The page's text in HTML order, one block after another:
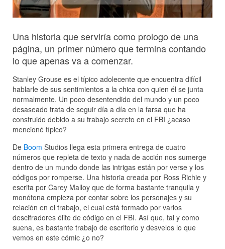
Una historia que serviría como prologo de una
página, un primer número que termina contando
lo que apenas va a comenzar.
Stanley Grouse es el típico adolecente que encuentra difícil
hablarle de sus sentimientos a la chica con quien él se junta
normalmente. Un poco desentendido del mundo y un poco
desaseado trata de seguir día a día en la farsa que ha
construido debido a su trabajo secreto en el FBI ¿acaso
mencioné típico?
De Boom Studios llega esta primera entrega de cuatro
números que repleta de texto y nada de acción nos sumerge
dentro de un mundo donde las intrigas están por verse y los
códigos por romperse. Una historia creada por Ross Richie y
escrita por Carey Malloy que de forma bastante tranquila y
monótona empieza por contar sobre los personajes y su
relación en el trabajo, el cual está formado por varios
descifradores élite de código en el FBI. Así que, tal y como
suena, es bastante trabajo de escritorio y desvelos lo que
vemos en este cómic ¿o no?